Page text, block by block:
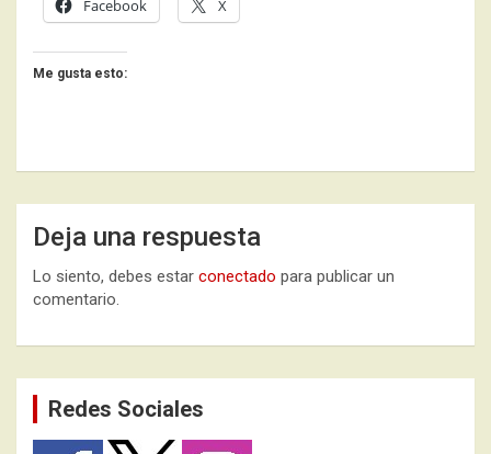
Facebook X
Me gusta esto:
Deja una respuesta
Lo siento, debes estar conectado para publicar un
comentario.
Redes Sociales